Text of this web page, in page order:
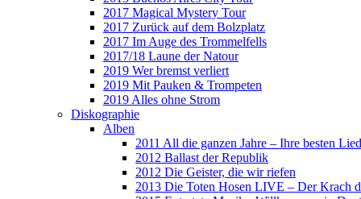
2017 Magical Mystery Tour
2017 Zurück auf dem Bolzplatz
2017 Im Auge des Trommelfells
2017/18 Laune der Natour
2019 Wer bremst verliert
2019 Mit Pauken & Trompeten
2019 Alles ohne Strom
Diskographie
Alben
2011 All die ganzen Jahre – Ihre besten
2012 Ballast der Republik
2012 Die Geister, die wir riefen
2013 Die Toten Hosen LIVE – Der Krach